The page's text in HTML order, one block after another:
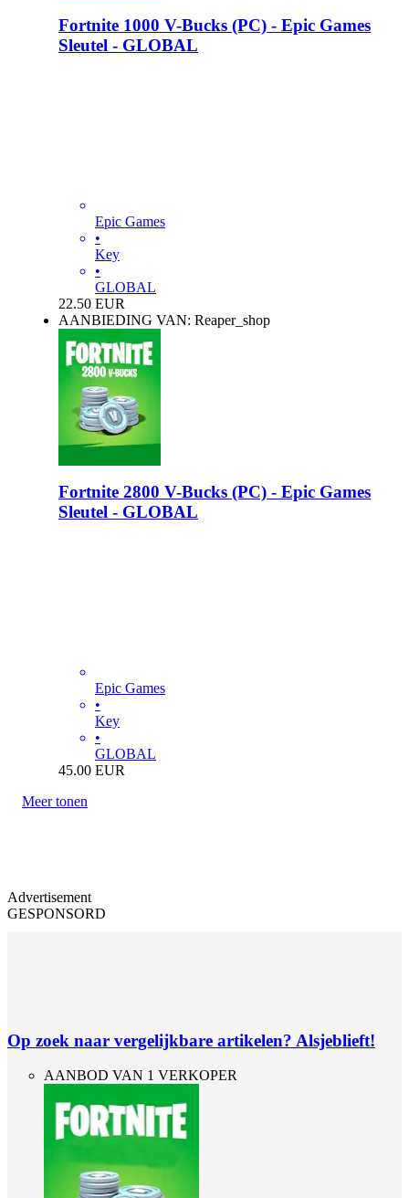
Fortnite 1000 V-Bucks (PC) - Epic Games
Sleutel - GLOBAL
Epic Games
•
Key
•
GLOBAL
22.50 EUR
AANBIEDING VAN: Reaper_shop
Fortnite 2800 V-Bucks (PC) - Epic Games
Sleutel - GLOBAL
Epic Games
•
Key
•
GLOBAL
45.00 EUR
Meer tonen
Advertisement
GESPONSORD
Op zoek naar vergelijkbare artikelen? Alsjeblieft!
AANBOD VAN 1 VERKOPER